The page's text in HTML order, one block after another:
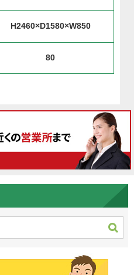
H2460×D1580×W850
80